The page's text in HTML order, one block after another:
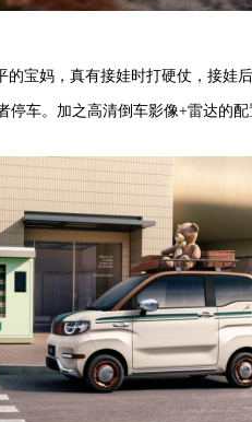
宝妈，真有接娃时打硬仗，接娃
车。加之高清倒车影像+雷达的